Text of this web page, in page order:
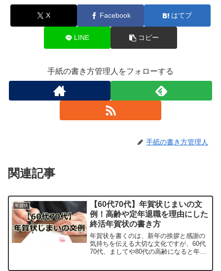
X Facebook はてブ
LINE コピー
手紙の書き方管理人をフォローする
手紙の書き方管理人
関連記事
年賀状
【60代70代】年賀状じまいの文
例！高齢や定年退職を理由にした
終活年賀状の書き方
年賀状を書くのは、新年の挨拶と感謝の
気持ちを伝える大切な文化ですが、60代
70代、ましてや80代の高齢になると年賀